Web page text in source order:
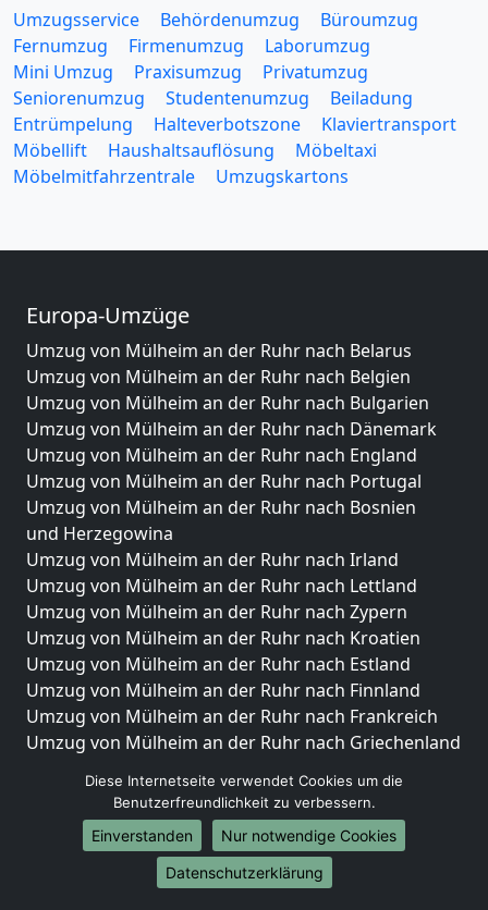
Umzugsservice Behördenumzug
Büroumzug
Fernumzug
Firmenumzug
Laborumzug
Mini Umzug
Praxisumzug
Privatumzug
Seniorenumzug
Studentenumzug
Beiladung
Entrümpelung
Halteverbotszone
Klaviertransport
Möbellift
Haushaltsauflösung
Möbeltaxi
Möbelmitfahrzentrale
Umzugskartons
Europa-Umzüge
Umzug von Mülheim an der Ruhr nach Belarus
Umzug von Mülheim an der Ruhr nach Belgien
Umzug von Mülheim an der Ruhr nach Bulgarien
Umzug von Mülheim an der Ruhr nach Dänemark
Umzug von Mülheim an der Ruhr nach England
Umzug von Mülheim an der Ruhr nach Portugal
Umzug von Mülheim an der Ruhr nach Bosnien
und Herzegowina
Umzug von Mülheim an der Ruhr nach Irland
Umzug von Mülheim an der Ruhr nach Lettland
Umzug von Mülheim an der Ruhr nach Zypern
Umzug von Mülheim an der Ruhr nach Kroatien
Umzug von Mülheim an der Ruhr nach Estland
Umzug von Mülheim an der Ruhr nach Finnland
Umzug von Mülheim an der Ruhr nach Frankreich
Umzug von Mülheim an der Ruhr nach Griechenland
Umzug von Mülheim an der Ruhr nach Liechtenstein
Umzug von Mülheim an der Ruhr nach Luxemburg
Umzug von Mülheim an der Ruhr nach Niederlande
Umzug von Mülheim an der Ruhr nach Norwegen
Diese Internetseite verwendet Cookies um die
Benutzerfreundlichkeit zu verbessern.
Einverstanden
Nur notwendige Cookies
Datenschutzerklärung